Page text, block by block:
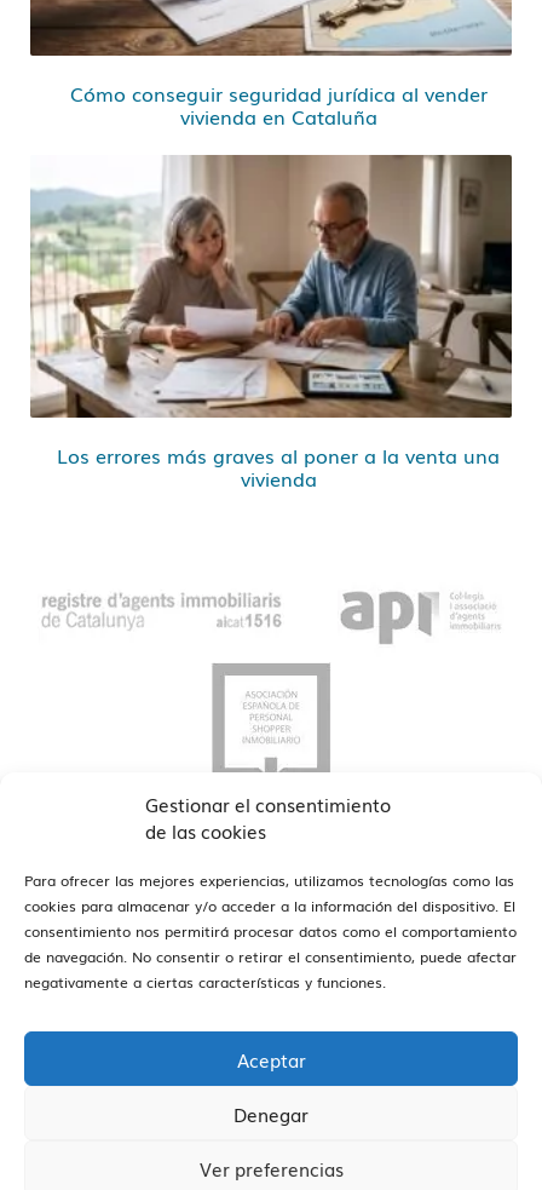
Gestionar el consentimiento
de las cookies
Para ofrecer las mejores experiencias, utilizamos tecnologías como las
cookies para almacenar y/o acceder a la información del dispositivo. El
consentimiento nos permitirá procesar datos como el comportamiento
de navegación. No consentir o retirar el consentimiento, puede afectar
negativamente a ciertas características y funciones.
Aceptar
Denegar
Ver preferencias
Cómo conseguir seguridad jurídica al vender
vivienda en Cataluña
Los errores más graves al poner a la venta una
vivienda
Estamos en Barcelona y Reus ver oficinas
Aviso legal
Política de Privacidad